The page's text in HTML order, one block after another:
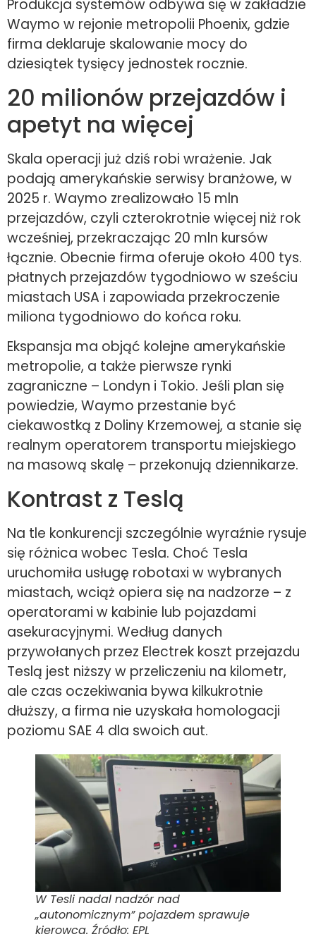
Produkcja systemów odbywa się w zakładzie
Waymo w rejonie metropolii Phoenix, gdzie
firma deklaruje skalowanie mocy do
dziesiątek tysięcy jednostek rocznie.
20 milionów przejazdów i
apetyt na więcej
Skala operacji już dziś robi wrażenie. Jak
podają amerykańskie serwisy branżowe, w
2025 r. Waymo zrealizowało 15 mln
przejazdów, czyli czterokrotnie więcej niż rok
wcześniej, przekraczając 20 mln kursów
łącznie. Obecnie firma oferuje około 400 tys.
płatnych przejazdów tygodniowo w sześciu
miastach USA i zapowiada przekroczenie
miliona tygodniowo do końca roku.
Ekspansja ma objąć kolejne amerykańskie
metropolie, a także pierwsze rynki
zagraniczne – Londyn i Tokio. Jeśli plan się
powiedzie, Waymo przestanie być
ciekawostką z Doliny Krzemowej, a stanie się
realnym operatorem transportu miejskiego
na masową skalę – przekonują dziennikarze.
Kontrast z Teslą
Na tle konkurencji szczególnie wyraźnie rysuje
się różnica wobec Tesla. Choć Tesla
uruchomiła usługę robotaxi w wybranych
miastach, wciąż opiera się na nadzorze – z
operatorami w kabinie lub pojazdami
asekuracyjnymi. Według danych
przywołanych przez Electrek koszt przejazdu
Teslą jest niższy w przeliczeniu na kilometr,
ale czas oczekiwania bywa kilkukrotnie
dłuższy, a firma nie uzyskała homologacji
poziomu SAE 4 dla swoich aut.
W Tesli nadal nadzór nad
„autonomicznym” pojazdem sprawuje
kierowca. Źródło: EPL